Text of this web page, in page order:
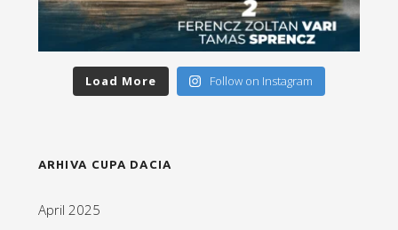
Load More Follow on Instagram
ARHIVA CUPA DACIA
April 2025